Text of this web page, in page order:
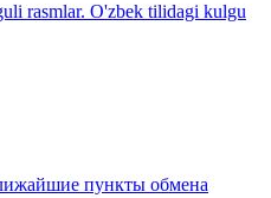
rasmlar. O'zbek tilidagi kulgu
пункты обмена